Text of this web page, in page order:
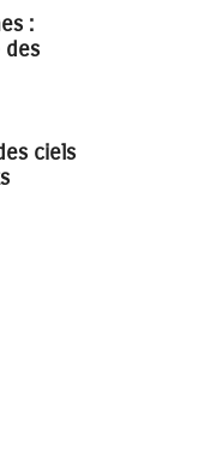
:
des
ciels